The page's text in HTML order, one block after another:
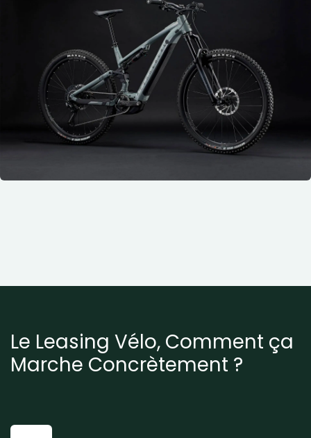
Le Leasing Vélo, Comment ça
Marche Concrètement ?